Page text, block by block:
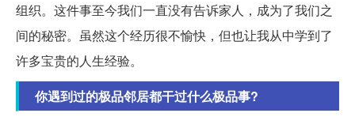
组织。这件事至今我们一直没有告诉家人，成为了我们之
间的秘密。虽然这个经历很不愉快，但也让我从中学到了
许多宝贵的人生经验。
你遇到过的极品邻居都干过什么极品事?